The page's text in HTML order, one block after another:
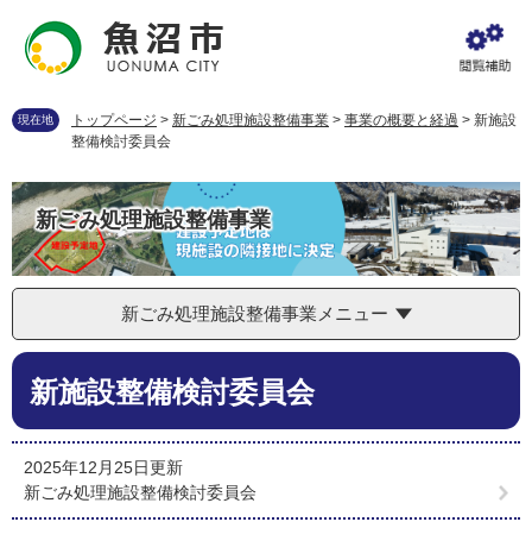
先
す
。
を
し
て
本
文
へ
現在地 トップページ > 新ごみ処理施設整備事業 > 事業の概要と経過 > 新施設
整備検討委員会
新ごみ処理施設整備事業
新ごみ処理施設整備事業メニュー
本
新施設整備検討委員会
2025年12月25日更新
新ごみ処理施設整備検討委員会